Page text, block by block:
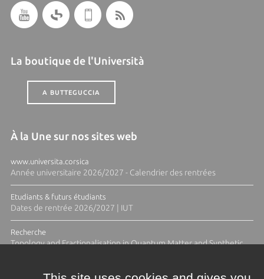
La boutique de l'Università
A BUTTEGUCCIA
À la Une sur nos sites web
www.universita.corsica
Année universitaire 2026/2027 - Calendrier des rentrées
Etudiants & futurs étudiants
Dates de rentrée 2026/2027 | IUT
Recherche
Topology and Fractionalisation in Quantum Matter and Synthetic